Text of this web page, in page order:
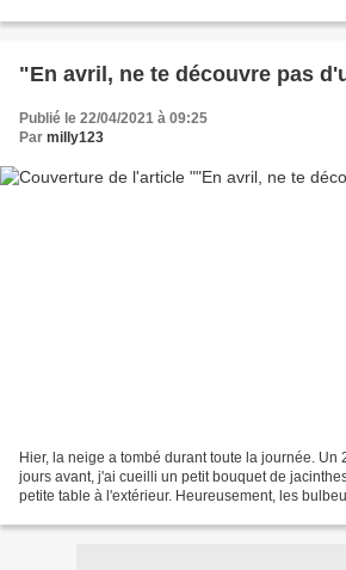
"En avril, ne te découvre pas
Publié le 22/04/2021 à 09:25
Par milly123
Hier, la neige a tombé durant toute la journée. Un
jours avant, j'ai cueilli un petit bouquet de
petite table à l'extérieur. Heureusement, les